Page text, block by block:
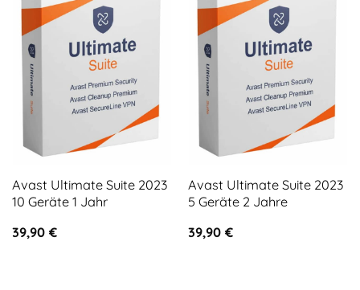
Avast Ultimate Suite 2023
10 Geräte 1 Jahr
39,90 €
Avast Ultimate Suite 2023
5 Geräte 2 Jahre
39,90 €